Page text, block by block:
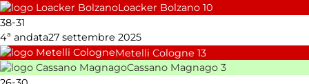
Loacker Bolzano 10
38-31
4ª andata27 settembre 2025
Metelli Cologne 13
Cassano Magnago 3